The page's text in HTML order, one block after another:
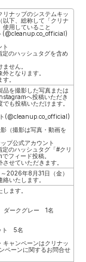
リナップのシステムキッ
以下、総称して「クリナ
使用していること
(@cleanup.co_official)
ト
のハッシュタグを含め
せん。
となります。
。
品を撮影した写真または
へ投稿いただき
も投稿いただけます。
(@cleanup.co_official)
（撮影は写真・動画を
プ公式アカウント
のハッシュタグ「#クリ
フィード投稿。
せていただきます。
2026年8月31日（金）
いたします。
ます。
ークグレー 1名
ト 5名
ャンペーンはクリナッ
ペーンに関するお問合せ